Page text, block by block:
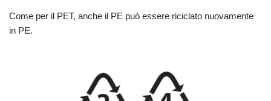
Come per il PET, anche il PE può essere riciclato nuovamente
in PE.